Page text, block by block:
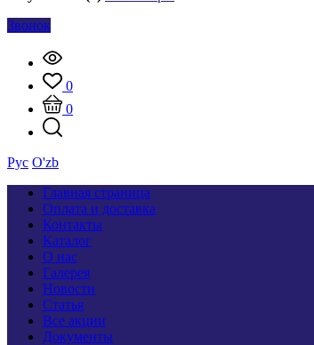
Звонок
0
0
Рус O'zb
Главная страница
Оплата и доставка
Контакты
Каталог
О нас
Галерея
Новости
Статья
Все акции
Документы